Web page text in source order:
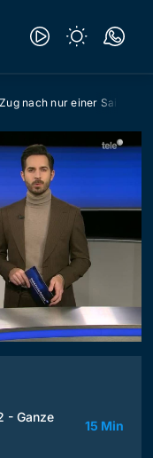
nach nur einer Saison
- Ganze
15 Min